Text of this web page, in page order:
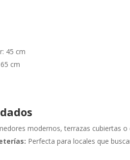
45 cm
cm
modernos, terrazas cubiertas
Perfecta para locales que